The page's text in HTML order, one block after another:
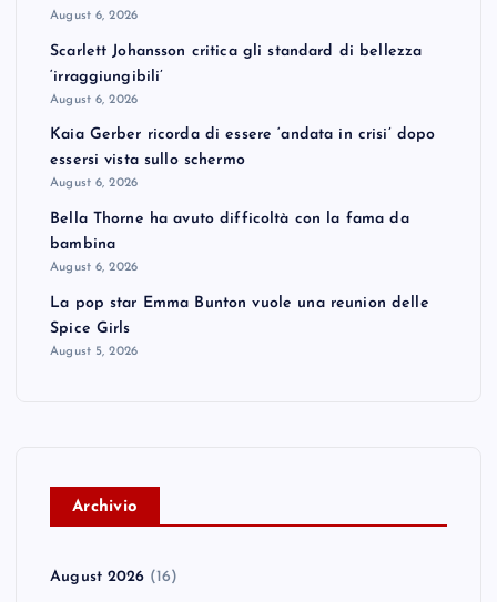
August 6, 2026
Scarlett Johansson critica gli standard di bellezza
‘irraggiungibili’
August 6, 2026
Kaia Gerber ricorda di essere ‘andata in crisi’ dopo
essersi vista sullo schermo
August 6, 2026
Bella Thorne ha avuto difficoltà con la fama da
bambina
August 6, 2026
La pop star Emma Bunton vuole una reunion delle
Spice Girls
August 5, 2026
Archivio
August 2026 (16)